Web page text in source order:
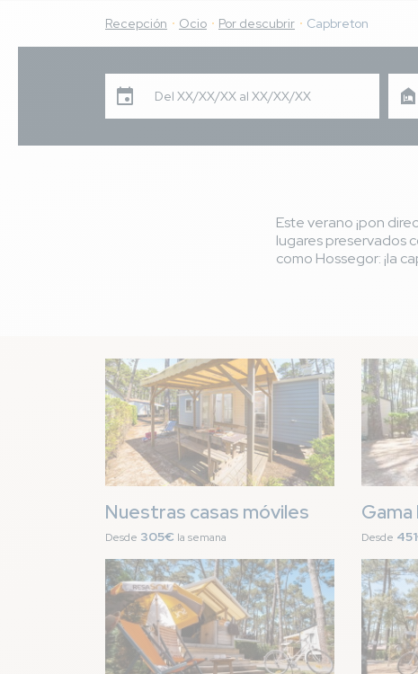
Recepción Ocio Por descubrir Capbreton
Del XX/XX/XX al XX/XX/XX
Este verano ¡pon
lugares preservados
como Hossegor: ¡la
Imagen
Nuestras casas móviles
Desde 305€ la semana
Imagen
Gama
Desde
Imagen Imagen